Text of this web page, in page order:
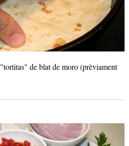
de blat de moro (prèviament